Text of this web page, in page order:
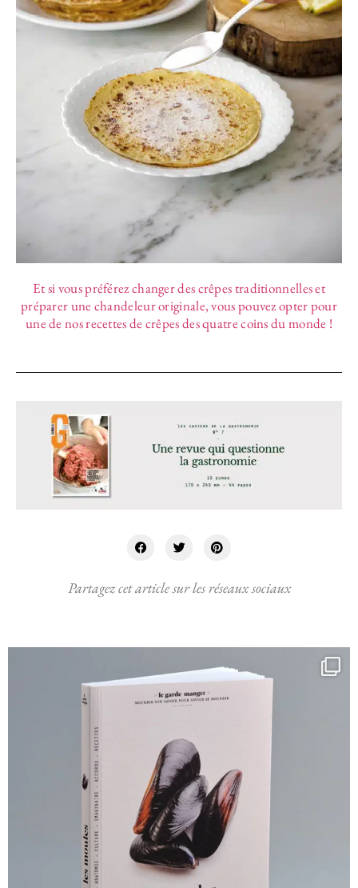
Et si vous préférez changer des crêpes traditionnelles et
préparer une chandeleur originale, vous pouvez opter pour
une de nos recettes de crêpes des quatre coins du monde !
Partagez cet article sur les réseaux sociaux